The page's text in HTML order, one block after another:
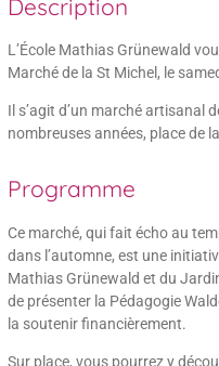
Description
L’École Mathias Grünewald
Marché de la St Michel, le
Il s’agit d’un marché artisanal
nombreuses années, place de
Programme
Ce marché, qui fait écho au
dans l’automne, est une
Mathias Grünewald et du
de présenter la Pédagogie
la soutenir financièrement.
Sur place, vous pourrez y